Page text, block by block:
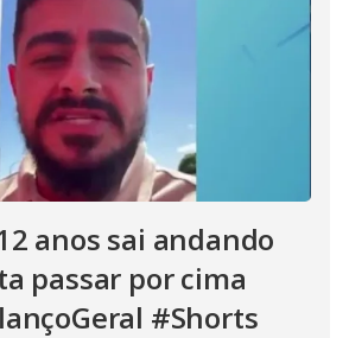
anos sai andando
passar por cima
#Shorts